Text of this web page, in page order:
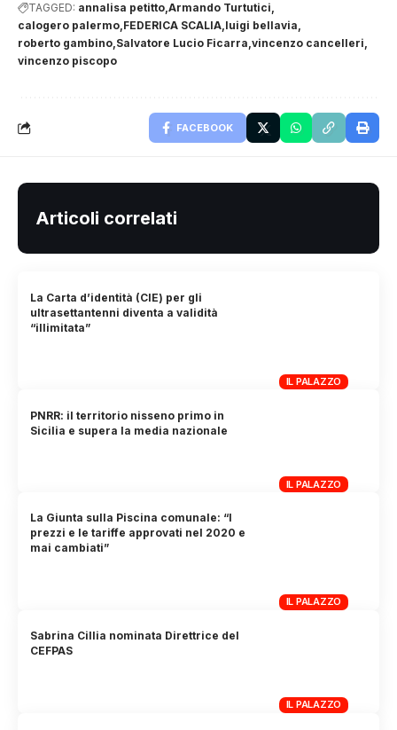
TAGGED: annalisa petitto Armando Turtutici
calogero palermo FEDERICA SCALIA luigi bellavia
roberto gambino Salvatore Lucio Ficarra vincenzo cancelleri
vincenzo piscopo
FACEBOOK
Articoli correlati
IL PALAZZO
La Carta d’identità (CIE) per gli
ultrasettantenni diventa a validità
“illimitata”
IL PALAZZO
PNRR: il territorio nisseno primo in
Sicilia e supera la media nazionale
IL PALAZZO
La Giunta sulla Piscina comunale: “I
prezzi e le tariffe approvati nel 2020 e
mai cambiati”
IL PALAZZO
Sabrina Cillia nominata Direttrice del
CEFPAS